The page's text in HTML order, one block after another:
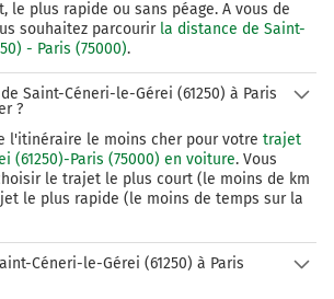
et rejoindre la voie. Continuer sur 450
A13
km
le plus rapide ou sans péage. A vous de
souhaitez parcourir la distance de Saint-
- Paris (75000).
Saint-Céneri-le-Gérei (61250) à Paris
?
l'itinéraire le moins cher pour votre trajet
(61250)-Paris (75000) en voiture. Vous
le trajet le plus court (le moins de km
le plus rapide (le moins de temps sur la
Céneri-le-Gérei (61250) à Paris